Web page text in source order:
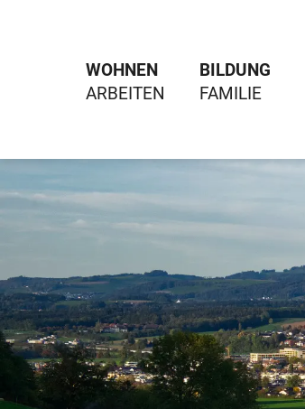
WOHNEN BILDUNG